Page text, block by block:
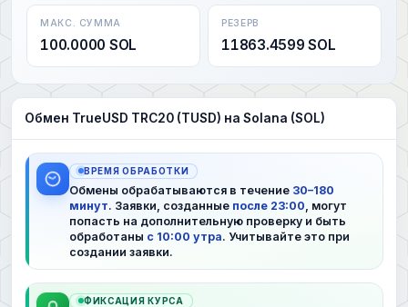
МАКС. СУММА
100.0000 SOL
РЕЗЕРВ
11863.4599 SOL
Обмен TrueUSD TRC20 (TUSD) на Solana (SOL)
ВРЕМЯ ОБРАБОТКИ
Обмены обрабатываются в течение 30–180
минут. Заявки, созданные после 23:00 , могут
попасть на дополнительную проверку и быть
обработаны с 10:00 утра. Учитывайте это при
создании заявки.
ФИКСАЦИЯ КУРСА